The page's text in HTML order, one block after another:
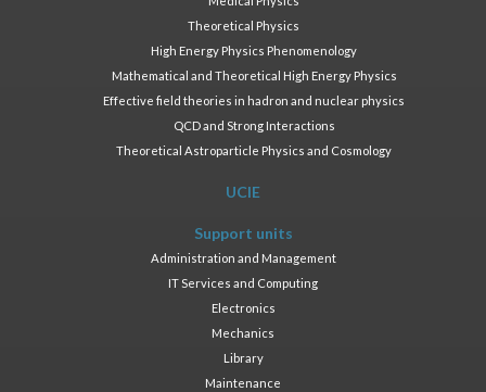
Theoretical Physics
High Energy Physics Phenomenology
Mathematical and Theoretical High Energy Physics
Effective field theories in hadron and nuclear physics
QCD and Strong Interactions
Theoretical Astroparticle Physics and Cosmology
UCIE
Support units
Administration and Management
IT Services and Computing
Electronics
Mechanics
Library
Maintenance